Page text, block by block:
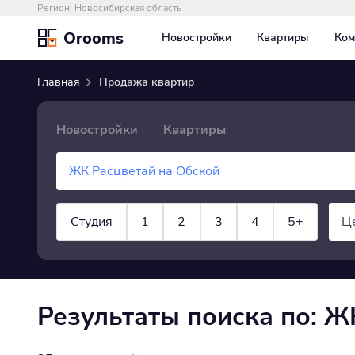
Регион: Новосибирская область
Orooms Новостройки Квартиры
Главная Продажа квартир
Новостройки Квартиры
Студия 1 2 3 4 5+
×
Результаты поиска по: